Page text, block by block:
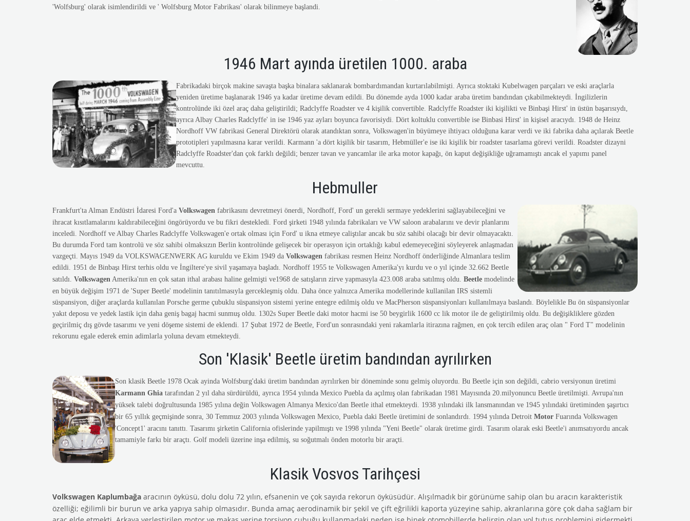
'Wolfsburg' olarak isimlendirildi ve ' Wolfsburg Motor Fabrikası' olarak bilinmeye başlandi.
1946 Mart ayında üretilen 1000. araba
Fabrikadaki birçok makine savaşta başka binalara saklanarak bombardımandan kurtarılabilmişti. Ayrıca stoktaki Kubelwagen parçaları ve eski araçlarla
yeniden üretime başlanarak 1946 ya kadar üretime devam edildi. Bu dönemde ayda 1000 kadar araba üretim bandından çıkabilmekteydi. İngilizlerin
kontrolünde iki özel araç daha geliştirildi; Radclyffe Roadster ve 4 kişilik convertible. Radclyffe Roadster iki kişilikti ve Binbaşi Hirst' in üstün başarısıydı,
ayrıca Albay Charles Radclyffe' in ise 1946 yaz ayları boyunca favorisiydi. Dört koltuklu convertible ise Binbasi Hirst' in kişisel aracıydı. 1948 de Heinz
Nordhoff VW fabrikasi General Direktörü olarak atandıktan sonra, Volkswagen'in büyümeye ihtiyacı olduğuna karar verdi ve iki fabrika daha açılarak Beetle
prototipleri yapılmasına karar verildi. Karmann 'a dört kişilik bir tasarım, Hebmüller'e ise iki kişilik bir roadster tasarlama görevi verildi. Roadster dizayni
Radclyffe Roadster'dan çok farklı değildi; benzer tavan ve yancamlar ile arka motor kapağı, ön kaput değişikliğe uğramamıştı ancak el yapımı panel
mevcuttu.
Hebmuller
Frankfurt'ta Alman Endüstri İdaresi Ford'a Volkswagen fabrikasını devretmeyi önerdi, Nordhoff, Ford' un gerekli sermaye yedeklerini sağlayabileceğini ve
ihracat kısıtlamalarını kaldırabileceğini öngörüyordu ve bu fikri destekledi. Ford şirketi 1948 yılında fabrikaları ve VW saloon arabalarını ve devir planlarını
inceledi. Nordhoff ve Albay Charles Radclyffe Volkswagen'e ortak olması için Ford' u ikna etmeye caliştılar ancak bu söz sahibi olacağı bir devir olmayacaktı.
Bu durumda Ford tam kontrolü ve söz sahibi olmaksızın Berlin kontrolünde gelişecek bir operasyon için ortaklığı kabul edemeyeceğini söyleyerek anlaşmadan
vazgeçti. Mayıs 1949 da VOLKSWAGENWERK AG kuruldu ve Ekim 1949 da Volkswagen fabrikası resmen Heinz Nordhoff önderliğinde Almanlara teslim
edildi. 1951 de Binbaşı Hirst terhis oldu ve İngiltere'ye sivil yaşamaya başladı. Nordhoff 1955 te Volkswagen Amerika'yı kurdu ve o yıl içinde 32.662 Beetle
satıldı. Volkswagen Amerika'nın en çok satan ithal arabası haline gelmişti ve1968 de satışların zirve yapmasıyla 423.008 araba satılmış oldu. Beetle modelinde
en büyük değişim 1971 de 'Super Beetle' modelinin tanıtılmasıyla gercekleşmiş oldu. Daha önce yalnızca Amerika modellerinde kullanilan IRS sistemli
süspansiyon, diğer araçlarda kullanılan Porsche germe çubuklu süspansiyon sistemi yerine entegre edilmiş oldu ve MacPherson süspansiyonları kullanılmaya baslandı. Böylelikle Bu ön süspansiyonlar
yakıt deposu ve yedek lastik için daha geniş bagaj hacmi sunmuş oldu. 1302s Super Beetle daki motor hacmi ise 50 beygirlik 1600 cc lik motor ile de geliştirilmiş oldu. Bu değişikliklere gözden
geçirilmiç dış gövde tasarımı ve yeni döşeme sistemi de eklendi. 17 Şubat 1972 de Beetle, Ford'un sonrasındaki yeni rakamlarla itirazına rağmen, en çok tercih edilen araç olan " Ford T" modelinin
rekorunu egale ederek emin adimlarla yoluna devam etmekteydi.
Son 'Klasik' Beetle üretim bandından ayrılırken
Son klasik Beetle 1978 Ocak ayinda Wolfsburg'daki üretim bandından ayrılırken bir döneminde sonu gelmiş oluyordu. Bu Beetle için son değildi, cabrio versiyonun üretimi
Karmann Ghia tarafından 2 yıl daha sürdürüldü, ayrıca 1954 yılında Mexico Puebla da açılmış olan fabrikadan 1981 Mayısında 20.milyonuncu Beetle üretilmişti. Avrupa'nın
yüksek talebi doğrultusunda 1985 yılına değin Volkswagen Almanya Mexico'dan Beetle ithal etmekteydi. 1938 yılındaki ilk lansmanından ve 1945 yılındaki üretiminden şaşırtıcı
bir 65 yıllık geçmişinde sonra, 30 Temmuz 2003 yılında Volkswagen Mexico, Puebla daki Beetle üretimini de sonlandırdı. 1994 yılında Detroit Motor Fuarında Volkswagen
'Concept1' aracını tanıttı. Tasarımı şirketin California ofislerinde yapilmıştı ve 1998 yılında "Yeni Beetle" olarak üretime girdi. Tasarım olarak eski Beetle'i anımsatıyordu ancak
tamamiyle farkı bir araçtı. Golf modeli üzerine inşa edilmiş, su soğutmalı önden motorlu bir araçti.
Klasik Vosvos Tarihçesi
Volkswagen Kaplumbağa aracının öyküsü, dolu dolu 72 yılın, efsanenin ve çok sayıda rekorun öyküsüdür. Alışılmadık bir görünüme sahip olan bu aracın karakteristik
özelliği; eğilimli bir burun ve arka yapıya sahip olmasıdır. Bunda amaç aerodinamik bir şekil ve çift eğrilikli kaporta yüzeyine sahip, akranlarına göre çok daha sağlam bir